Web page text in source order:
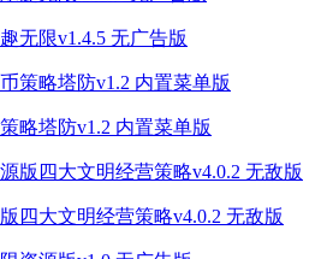
无限v1.4.5 无广告版
略塔防v1.2 内置菜单版
四大文明经营策略v4.0.2 无敌版